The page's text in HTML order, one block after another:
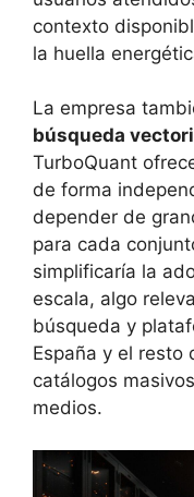
contexto
la huella
La empresa
búsqueda
TurboQuant
de forma
depender de
para cada
simplificaría la
escala, algo
búsqueda y
España y el resto
catálogos
medios.